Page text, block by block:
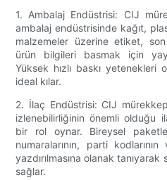
1. Ambalaj Endüstrisi: CIJ
ambalaj endüstrisinde kağıt,
malzemeler üzerine etiket,
ürün bilgileri basmak için
Yüksek hızlı baskı yetenekleri
ideal kılar.
2. İlaç Endüstrisi: CIJ
izlenebilirliğinin önemli olduğu
bir rol oynar. Bireysel
numaralarının, parti
yazdırılmasına olanak
sağlar.